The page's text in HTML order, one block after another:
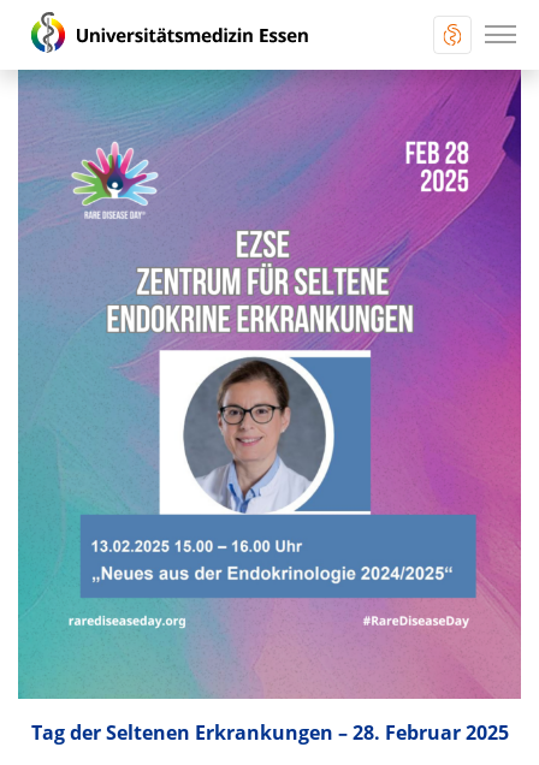
Tag der Seltenen Erkrankungen – 28. Februar 2025